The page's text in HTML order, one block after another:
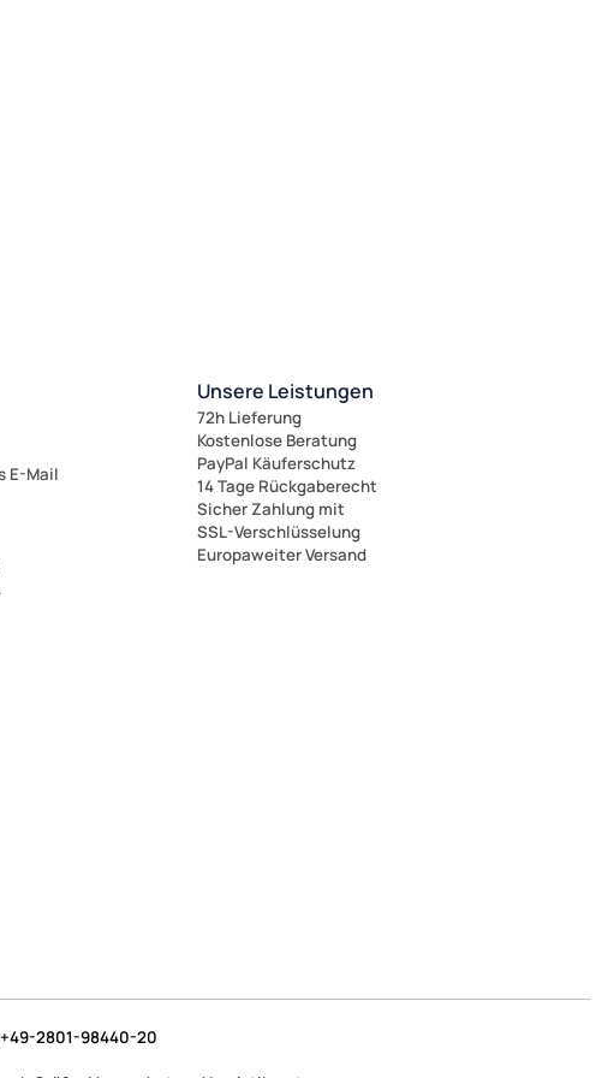
E-Mail
Unsere Leistungen
72h Lieferung
Kostenlose Beratung
PayPal Käuferschutz
14 Tage Rückgaberecht
Sicher Zahlung mit
SSL-Verschlüsselung
Europaweiter Versand
+49-2801-98440-20